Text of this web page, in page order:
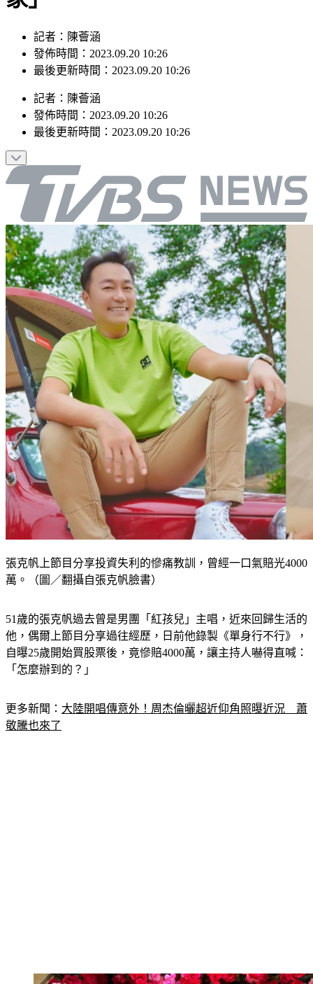
發佈時間：2023.09.20 10:26
最後更新時間：2023.09.20 10:26
發佈時間：2023.09.20 10:26
最後更新時間：2023.09.20 10:26
萬。（圖／翻攝自張克帆臉書）
他，偶爾上節目分享過往經歷，日前他錄製《單身行不行》，
自曝25歲開始買股票後，竟慘賠4000萬，讓主持人嚇得直喊：
「怎麼辦到的？」
敬騰也來了